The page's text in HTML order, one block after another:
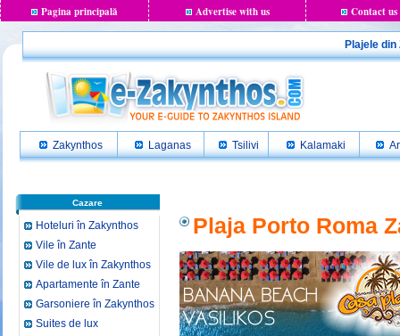
Pagina principală Advertise with us Contact us
Plajele
Zakynthos Laganas Tsilivi Kalamaki
Cazare
Hoteluri în Zakynthos
Vile în Zante
Vile de lux în Zakynthos
Apartamente în Zante
Garsoniere în Zakynthos
Suites de lux
Plaja Porto Roma